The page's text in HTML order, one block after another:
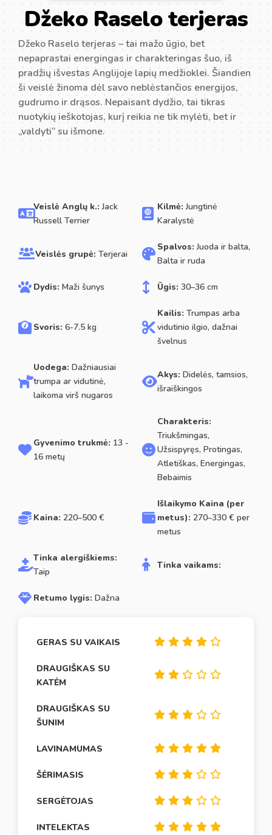
Džeko Raselo terjeras
Džeko Raselo terjeras – tai mažo ūgio, bet
nepaprastai energingas ir charakteringas šuo, iš
pradžių išvestas Anglijoje lapių medžioklei. Šiandien
ši veislė žinoma dėl savo neblėstančios energijos,
gudrumo ir drąsos. Nepaisant dydžio, tai tikras
nuotykių ieškotojas, kurį reikia ne tik mylėti, bet ir
„valdyti“ su išmone.
Veislė Anglų k.: Jack
Russell Terrier
Kilmė: Jungtinė
Karalystė
Veislės grupė: Terjerai
Spalvos: Juoda ir balta,
Balta ir ruda
Dydis: Maži šunys Ūgis: 30–36 cm
Svoris: 6-7.5 kg
Kailis: Trumpas arba
vidutinio ilgio, dažnai
švelnus
Uodega: Dažniausiai
trumpa ar vidutinė,
laikoma virš nugaros
Akys: Didelės, tamsios,
išraiškingos
Gyvenimo trukmė: 13 -
16 metų
Charakteris:
Triukšmingas,
Užsispyręs, Protingas,
Atletiškas, Energingas,
Bebaimis
Kaina: 220–500 €
Išlaikymo Kaina (per
metus): 270–330 € per
metus
Tinka alergiškiems:
Taip
Tinka vaikams:
Retumo lygis: Dažna
GERAS SU VAIKAIS
DRAUGIŠKAS SU
KATĖM
DRAUGIŠKAS SU
ŠUNIM
LAVINAMUMAS
ŠĖRIMASIS
SERGĖTOJAS
INTELEKTAS